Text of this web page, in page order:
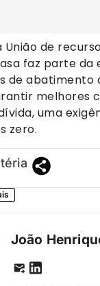
União de
faz parte da
de abatimento
melhores
uma
zero.
João